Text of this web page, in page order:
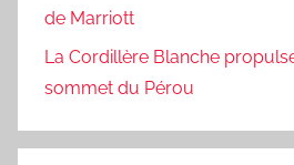
de Marriott
La Cordillère Blanche
sommet du Pérou